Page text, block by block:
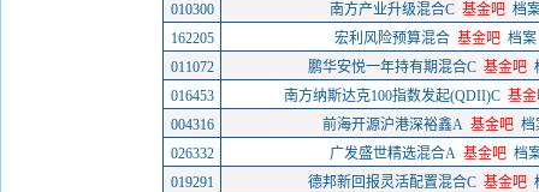
010300
南方产业升级混合C 基金吧 档
162205
宏利风险预算混合 基金吧 档案
011072
鹏华安悦一年持有期混合C 基金吧
016453
南方纳斯达克100指数发起(QDII)C 基
004316
前海开源沪港深裕鑫A 基金吧 档
026332
广发盛世精选混合A 基金吧 档
019291
德邦新回报灵活配置混合C 基金吧